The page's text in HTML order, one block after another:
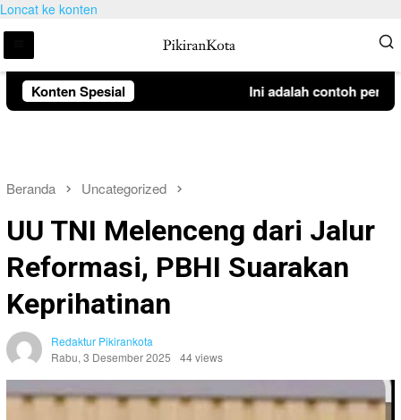
Loncat ke konten
Konten Spesial Ini adalah contoh
Beranda Uncategorized
UU TNI Melenceng dari Jalur
Reformasi, PBHI Suarakan
Keprihatinan
Redaktur Pikirankota
Rabu, 3 Desember 2025
44 views